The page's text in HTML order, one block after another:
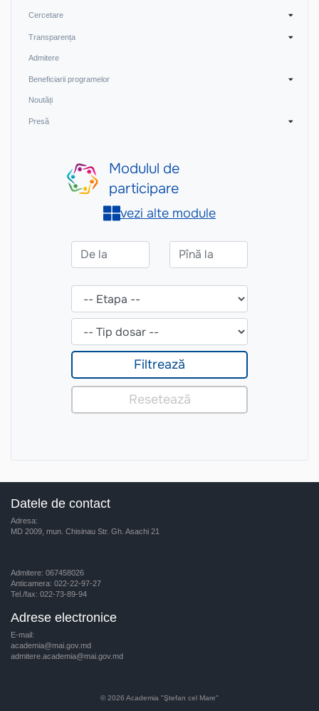
Cercetare
Transparența
Admitere
Beneficiarii programelor
Noutăți
Presă
Datele de contact
Adresa:
MD 2009, mun. Chisinau Str. Gh. Asachi 21
Admitere: 067458026
Anticamera: 022-22-97-27
Tel./fax: 022-73-89-94
Adrese electronice
E-mail:
academia@mai.gov.md
admitere.academia@mai.gov.md
© 2026 Academia "Ştefan cel Mare"